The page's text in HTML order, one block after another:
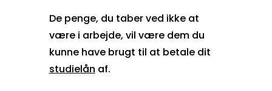
De penge, du taber ved ikke at
være i arbejde, vil være dem du
kunne have brugt til at betale dit
studielån af.